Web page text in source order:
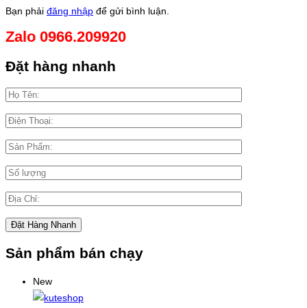
Bạn phải đăng nhập để gửi bình luận.
Zalo 0966.209920
Đặt hàng nhanh
Sản phẩm bán chạy
New